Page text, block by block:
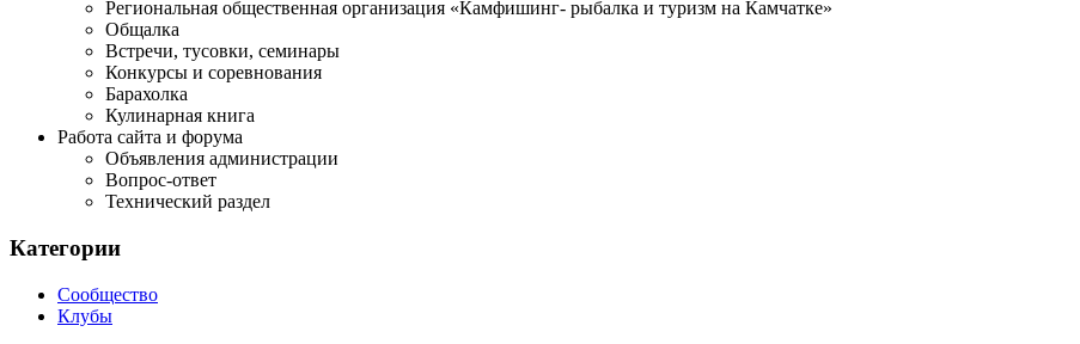
Региональная общественная организация «Камфишинг- рыбалка и туризм на Камчатке»
Общалка
Встречи, тусовки, семинары
Конкурсы и соревнования
Барахолка
Кулинарная книга
Работа сайта и форума
Объявления администрации
Вопрос-ответ
Технический раздел
Категории
Сообщество
Клубы